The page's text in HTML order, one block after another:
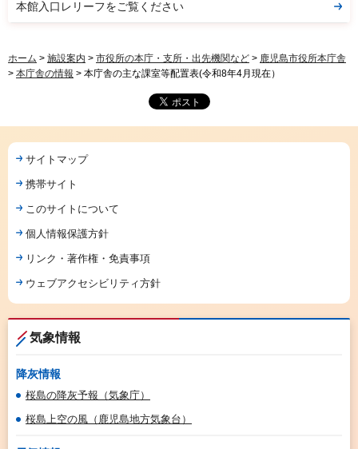
本館入口レリーフをご覧ください
ホーム > 施設案内 > 市役所の本庁・支所・出先機関など > 鹿児島市役所本庁舎
> 本庁舎の情報 > 本庁舎の主な課室等配置表(令和8年4月現在）
サイトマップ
携帯サイト
このサイトについて
個人情報保護方針
リンク・著作権・免責事項
ウェブアクセシビリティ方針
気象情報
降灰情報
桜島の降灰予報（気象庁）
桜島上空の風（鹿児島地方気象台）